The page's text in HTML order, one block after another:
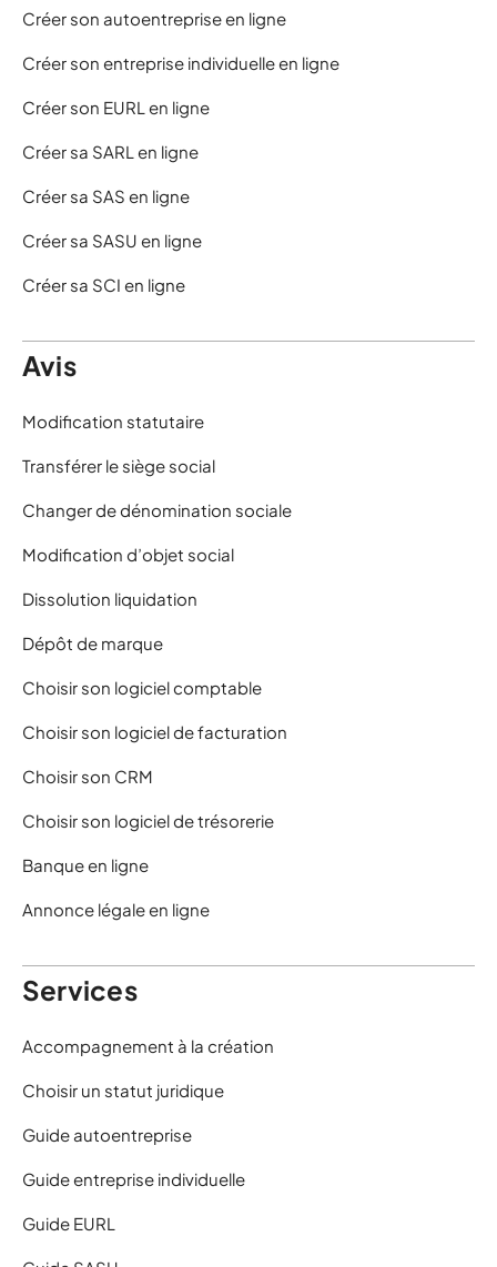
Créer son autoentreprise en ligne
Créer son entreprise individuelle en ligne
Créer son EURL en ligne
Créer sa SARL en ligne
Créer sa SAS en ligne
Créer sa SASU en ligne
Créer sa SCI en ligne
Avis
Modification statutaire
Transférer le siège social
Changer de dénomination sociale
Modification d’objet social
Dissolution liquidation
Dépôt de marque
Choisir son logiciel comptable
Choisir son logiciel de facturation
Choisir son CRM
Choisir son logiciel de trésorerie
Banque en ligne
Annonce légale en ligne
Services
Accompagnement à la création
Choisir un statut juridique
Guide autoentreprise
Guide entreprise individuelle
Guide EURL